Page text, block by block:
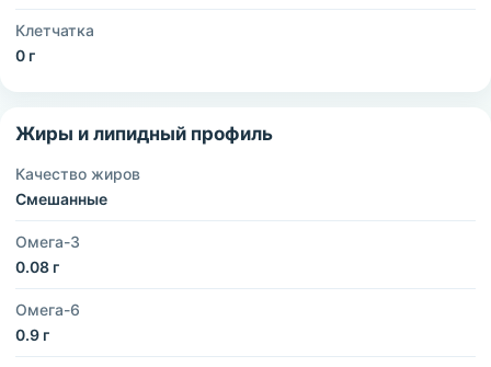
Клетчатка
0 г
Жиры и липидный профиль
Качество жиров
Смешанные
Омега-3
0.08 г
Омега-6
0.9 г